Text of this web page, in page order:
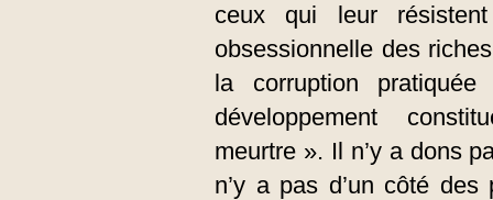
ceux qui leur
obsessionnelle des
la corruption
développement
meurtre ». Il n’y a dons
n’y a pas d’un côté